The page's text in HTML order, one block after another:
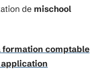
de mischool
formation comptable